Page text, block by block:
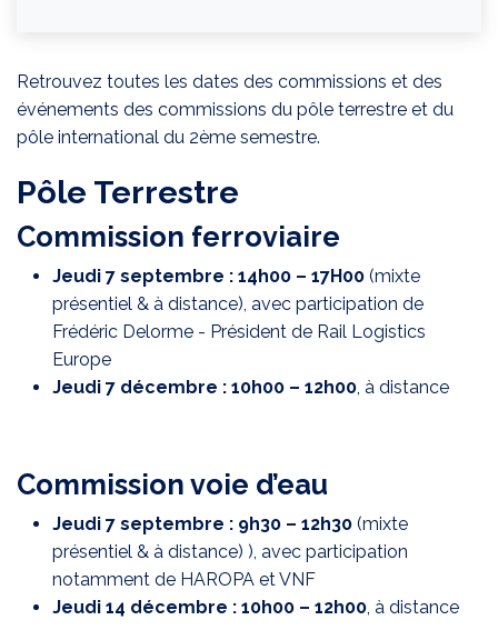
Retrouvez toutes les dates des commissions et des
événements des commissions du pôle terrestre et du
pôle international du 2ème semestre.
Pôle Terrestre
Commission ferroviaire
Jeudi 7 septembre : 14h00 – 17H00 (mixte
présentiel & à distance), avec participation de
Frédéric Delorme - Président de Rail Logistics
Europe
Jeudi 7 décembre : 10h00 – 12h00 , à distance
Commission voie d’eau
Jeudi 7 septembre : 9h30 – 12h30 (mixte
présentiel & à distance) ), avec participation
notamment de HAROPA et VNF
Jeudi 14 décembre : 10h00 – 12h00, à distance